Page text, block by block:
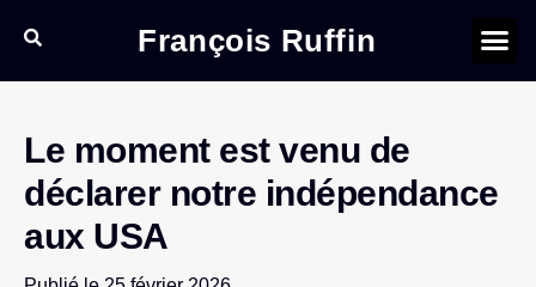
François Ruffin
Le moment est venu de
déclarer notre indépendance
aux USA